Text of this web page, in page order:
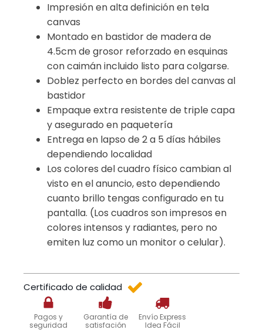
Impresión en alta definición en tela
canvas
Montado en bastidor de madera de
4.5cm de grosor reforzado en esquinas
con caimán incluido listo para colgarse.
Doblez perfecto en bordes del canvas al
bastidor
Empaque extra resistente de triple capa
y asegurado en paquetería
Entrega en lapso de 2 a 5 días hábiles
dependiendo localidad
Los colores del cuadro físico cambian al
visto en el anuncio, esto dependiendo
cuanto brillo tengas configurado en tu
pantalla. (Los cuadros son impresos en
colores intensos y radiantes, pero no
emiten luz como un monitor o celular).
Certificado de calidad
Pagos y
seguridad
Garantía de
satisfación
Envío Express
Idea Fácil